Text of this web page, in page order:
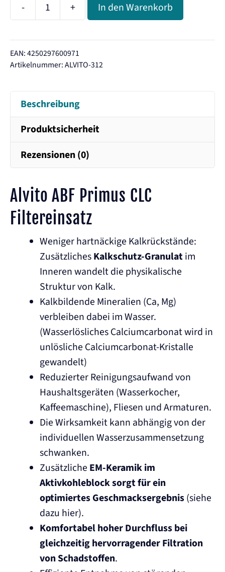
-
Alvito
Primus
CLC
+ In den Warenkorb
EAN: 4250297600971
Artikelnummer:ALVITO-312
Beschreibung
Produktsicherheit
Rezensionen (0)
Alvito ABF Primus CLC
Filtereinsatz
Weniger hartnäckige Kalkrückstände:
ZusätzlichesKalkschutz-Granulatim
Inneren wandelt die physikalische
Struktur von Kalk.
Kalkbildende Mineralien (Ca, Mg)
verbleiben dabei im Wasser.
(Wasserlösliches Calciumcarbonat wird in
unlösliche Calciumcarbonat-Kristalle
gewandelt)
Reduzierter Reinigungsaufwand von
Haushaltsgeräten (Wasserkocher,
Kaffeemaschine), Fliesen und Armaturen.
Die Wirksamkeit kann abhängig von der
individuellen Wasserzusammensetzung
schwanken.
Zusätzliche EM-Keramik im
Aktivkohleblock sorgt für ein
optimiertes Geschmacksergebnis(siehe
dazu hier).
Komfortabel hoher Durchfluss bei
gleichzeitig hervorragender Filtration
von Schadstoffen.